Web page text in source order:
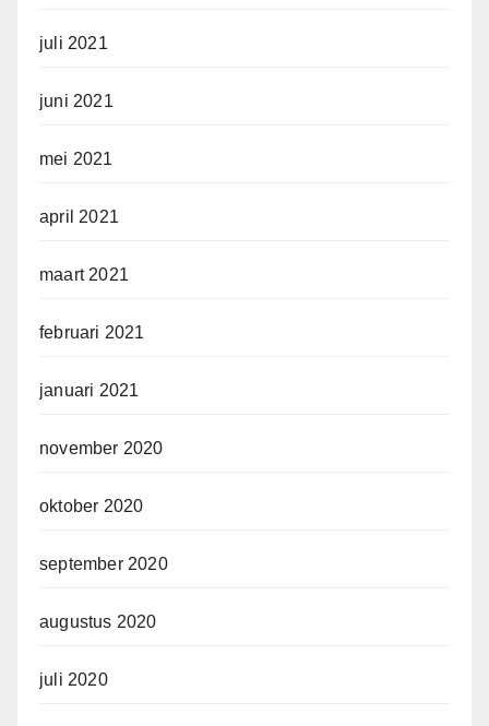
juli 2021
juni 2021
mei 2021
april 2021
maart 2021
februari 2021
januari 2021
november 2020
oktober 2020
september 2020
augustus 2020
juli 2020